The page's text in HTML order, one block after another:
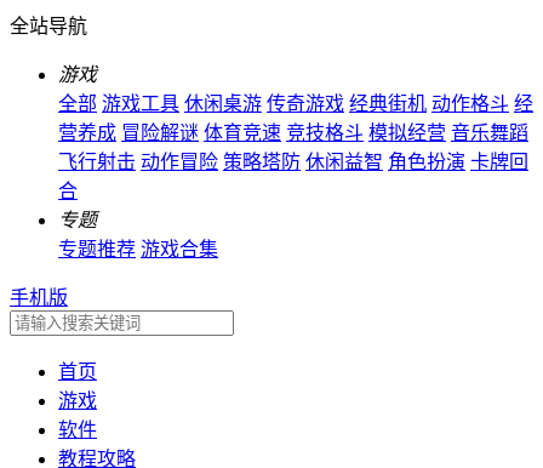
全站导航
游戏
全部 游戏工具 休闲桌游 传奇游戏 经典街机 动作格斗 经
营养成 冒险解谜 体育竞速 竞技格斗 模拟经营 音乐舞蹈
飞行射击 动作冒险 策略塔防 休闲益智 角色扮演 卡牌回
合
专题
专题推荐 游戏合集
手机版
首页
游戏
软件
教程攻略